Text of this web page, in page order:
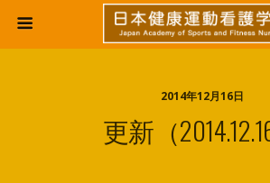
2014年12月16日
更新（